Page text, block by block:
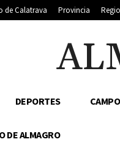
de Calatrava Provincia
DEPORTES
DE ALMAGRO